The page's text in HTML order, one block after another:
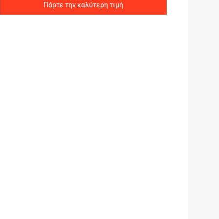
Πάρτε την καλύτερη τιμή